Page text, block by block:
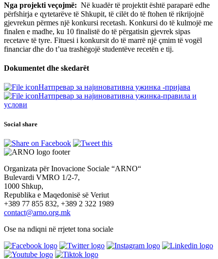
Nga projekti veçojmë: Në kuadër të projektit është paraparë edhe
përfshirja e qytetarëve të Shkupit, të cilët do të ftohen të rikrijojnë
gjevrekun përmes një konkursi recetash. Konkursi do të kulmojë me
finalen e madhe, ku 10 finalistë do të përgatisin gjevrek sipas
recetave të tyre. Fituesi i konkursit do të marrë një çmim të vogël
financiar dhe do t’ua trashëgojë studentëve recetën e tij.
Dokumentet dhe skedarët
Натпревар за најиновативна ужинка -пријава
Натпревар за најиновативна ужинка-правила и
услови
Social share
Organizata për Inovacione Sociale “ARNO“
Bulevardi VMRO 1/2-7,
1000 Shkup,
Republika e Maqedonisë së Veriut
+389 77 855 832, +389 2 322 1989
contact@arno.org.mk
Ose na ndiqni në rrjetet tona sociale